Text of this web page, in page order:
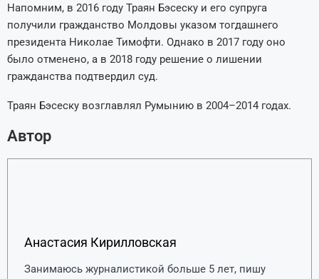
Напомним, в 2016 году Траян Бэсеску и его супруга
получили гражданство Молдовы указом тогдашнего
президента Николае Тимофти. Однако в 2017 году оно
было отменено, а в 2018 году решение о лишении
гражданства подтвердил суд.
Траян Бэсеску возглавлял Румынию в 2004–2014 годах.
Автор
Анастасия Кирилловская
Занимаюсь журналистикой больше 5 лет, пишу